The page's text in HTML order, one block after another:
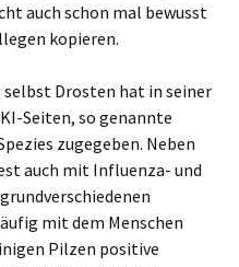
auch schon mal bewusst
kopieren.
selbst Drosten hat in seiner
Seiten, so genannte
zugegeben. Neben
auch mit Influenza- und
mit dem Menschen
Pilzen positive